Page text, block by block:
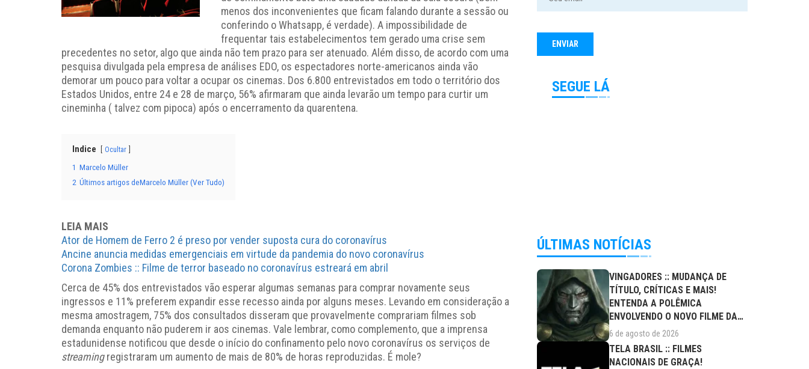
menos dos inconvenientes que ficam falando durante a sessão ou
conferindo o Whatsapp, é verdade). A impossibilidade de
frequentar tais estabelecimentos tem gerado uma crise sem
precedentes no setor, algo que ainda não tem prazo para ser atenuado. Além disso, de acordo com uma
pesquisa divulgada pela empresa de análises EDO, os espectadores norte-americanos ainda vão
demorar um pouco para voltar a ocupar os cinemas. Dos 6.800 entrevistados em todo o território dos
Estados Unidos, entre 24 e 28 de março, 56% afirmaram que ainda levarão um tempo para curtir um
cineminha ( talvez com pipoca) após o encerramento da quarentena.
Indice Ocultar
1 Marcelo Müller
2 Últimos artigos deMarcelo Müller (Ver Tudo)
LEIA MAIS
Ator de Homem de Ferro 2 é preso por vender suposta cura do coronavírus
Ancine anuncia medidas emergenciais em virtude da pandemia do novo coronavírus
Corona Zombies :: Filme de terror baseado no coronavírus estreará em abril
Cerca de 45% dos entrevistados vão esperar algumas semanas para comprar novamente seus
ingressos e 11% preferem expandir esse recesso ainda por alguns meses. Levando em consideração a
mesma amostragem, 75% dos consultados disseram que provavelmente comprariam filmes sob
demanda enquanto não puderem ir aos cinemas. Vale lembrar, como complemento, que a imprensa
estadunidense notificou que desde o início do confinamento pelo novo coronavírus os serviços de
streamingregistraram um aumento de mais de 80% de horas reproduzidas. É mole?
SEGUE LÁ
ÚLTIMAS NOTÍCIAS
VINGADORES :: MUDANÇA DE
TÍTULO, CRÍTICAS E MAIS!
ENTENDA A POLÊMICA
ENVOLVENDO O NOVO FILME DA
MARVEL
6 de agosto de 2026
TELA BRASIL :: FILMES
NACIONAIS DE GRAÇA!